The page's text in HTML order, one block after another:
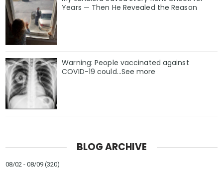
Years — Then He Revealed the Reason
Warning: People vaccinated against
COVID-19 could…See more
BLOG ARCHIVE
08/02 - 08/09 (320)